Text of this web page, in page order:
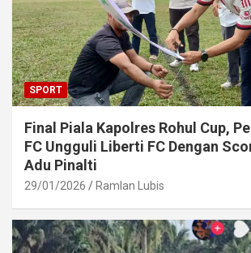
SPORT
Final Piala Kapolres Rohul Cup,
FC Ungguli Liberti FC Dengan
Adu Pinalti
29/01/2026 Ramlan Lubis